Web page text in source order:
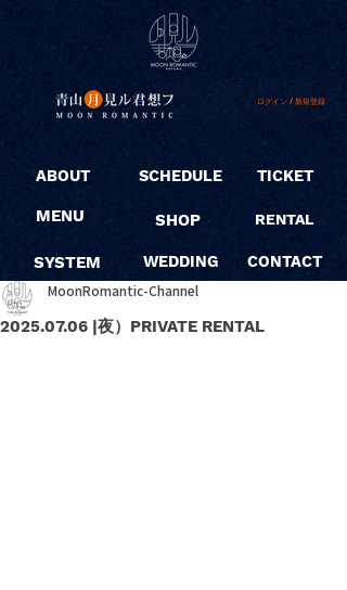
ログイン / 新規登録
ABOUT
MENU
SYSTEM
SCHEDULE
SHOP
WEDDING
TICKET
RENTAL
CONTACT
2025.07.06 |夜）PRIVATE RENTAL
MoonRomantic-Channel